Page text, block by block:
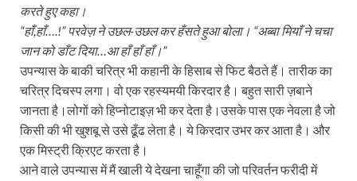
करते हुए कहा।
“हाँ,हाँ….!” परवेज़ ने उछल-उछल कर हँसते हुआ बोला। “अब्बा मियाँ ने चचा
जान को डाँट दिया…आ हाँ हाँ हाँ।”
उपन्यास के बाकी चरित्र भी कहानी के हिसाब से फिट बैठते हैं। तारीक का
चरित्र दिचस्प लगा। वो एक रहस्यमयी किरदार है। बहुत सारी ज़बाने
जानता है।लोगों को हिप्नोटाइज़ भी कर देता है।उसके पास एक नेवला है जो
किसी की भी खुशबू से उसे ढूँढ लेता है। ये किरदार उभर कर आता है। और
एक मिस्ट्री क्रिएट करता है।
आने वाले उपन्यास में मैं खाली ये देखना चाहूँगा की जो परिवर्तन फरीदी में